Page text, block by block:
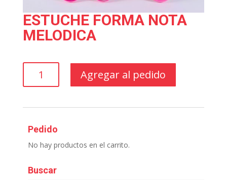
ESTUCHE FORMA NOTA
MELODICA
FORMA
Agregar al pedido
Pedido
No hay productos en el carrito.
Buscar